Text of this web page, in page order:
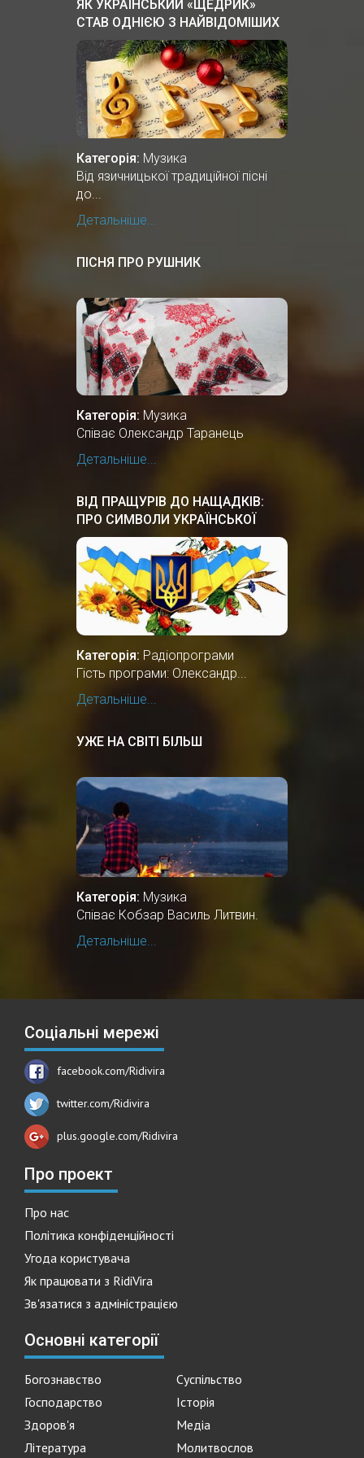
ЯК УКРАЇНСЬКИЙ «ЩЕДРИК»
СТАВ ОДНІЄЮ З НАЙВІДОМІШИХ
РІЗДВЯНИХ ПІСЕНЬ У СВІТІ
Категорія: Музика
Від язичницької традиційної пісні
до...
Детальніше...
ПІСНЯ ПРО РУШНИК
Категорія: Музика
Співає Олександр Таранець
Детальніше...
ВІД ПРАЩУРІВ ДО НАЩАДКІВ:
ПРО СИМВОЛИ УКРАЇНСЬКОЇ
ДЕРЖАВНОСТІ
Категорія: Радіопрограми
Гість програми: Олександр...
Детальніше...
УЖЕ НА СВІТІ БІЛЬШ
Категорія: Музика
Співає Кобзар Василь Литвин.
Детальніше...
Соціальні мережі
facebook.com/Ridivira
twitter.com/Ridivira
plus.google.com/Ridivira
Про проект
Про нас
Політика конфіденційності
Угода користувача
Як працювати з RidiVira
Зв'язатися з адміністрацією
Основні категорії
Богознавство
Суспільство
Господарство
Історія
Здоров'я
Медіа
Література
Молитвослов